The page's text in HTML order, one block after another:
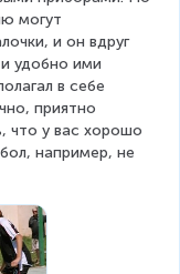
могут
и он вдруг
удобно ими
в себе
приятно
что у вас хорошо
например, не